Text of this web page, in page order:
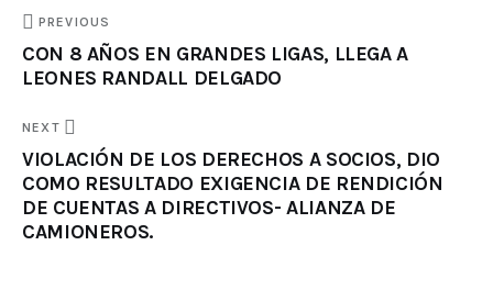
PREVIOUS
CON 8 AÑOS EN GRANDES LIGAS, LLEGA A
LEONES RANDALL DELGADO
NEXT
VIOLACIÓN DE LOS DERECHOS A SOCIOS, DIO
COMO RESULTADO EXIGENCIA DE RENDICIÓN
DE CUENTAS A DIRECTIVOS- ALIANZA DE
CAMIONEROS.